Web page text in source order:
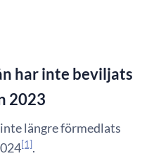
har inte beviljats
2023
längre förmedlats
[1].